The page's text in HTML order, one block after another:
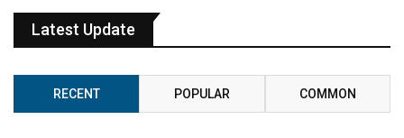
Latest Update
RECENT POPULAR COMMON